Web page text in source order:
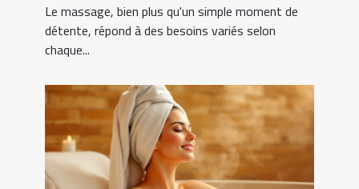
Le massage, bien plus qu'un simple moment de
détente, répond à des besoins variés selon
chaque...